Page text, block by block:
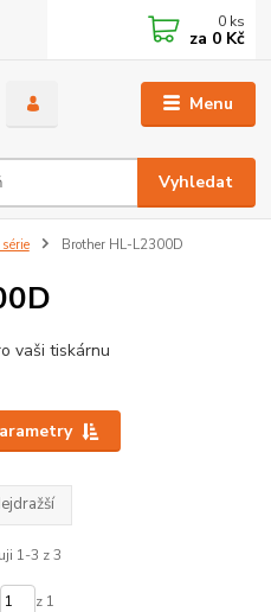
Menu
Vyhledat
0 ks
za 0 Kč
Brother HL-L2300D
vaši tiskárnu
1-3 z 3
z 1